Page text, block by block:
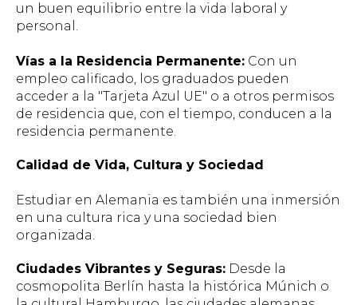
un buen equilibrio entre la vida laboral y
personal.
Vías a la Residencia Permanente: Con un
empleo calificado, los graduados pueden
acceder a la "Tarjeta Azul UE" o a otros permisos
de residencia que, con el tiempo, conducen a la
residencia permanente.
Calidad de Vida, Cultura y Sociedad
Estudiar en Alemania es también una inmersión
en una cultura rica y una sociedad bien
organizada.
Ciudades Vibrantes y Seguras: Desde la
cosmopolita Berlín hasta la histórica Múnich o